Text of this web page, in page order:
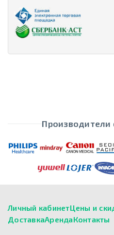
Производители
Личный кабинетЦены и
ДоставкаАрендаКонтакты